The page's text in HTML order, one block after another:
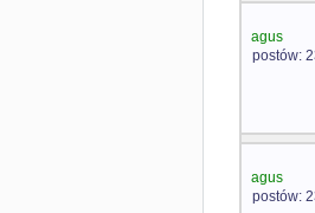
agus
postów:
agus
postów: